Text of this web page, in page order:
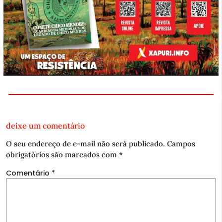
deixe um comentário
O seu endereço de e-mail não será publicado. Campos
obrigatórios são marcados com *
Comentário *